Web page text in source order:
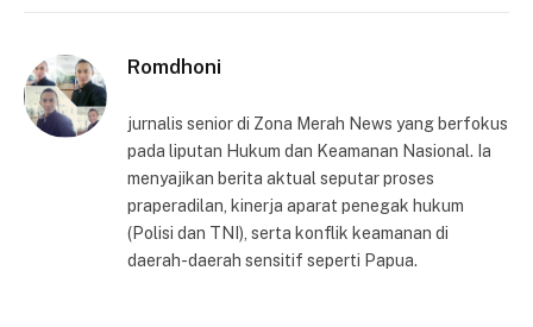
Romdhoni
jurnalis senior di Zona Merah News yang berfokus
pada liputan Hukum dan Keamanan Nasional. Ia
menyajikan berita aktual seputar proses
praperadilan, kinerja aparat penegak hukum
(Polisi dan TNI), serta konflik keamanan di
daerah-daerah sensitif seperti Papua.